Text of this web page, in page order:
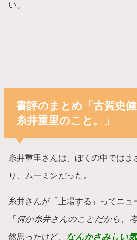
い。
書評のまとめ「古賀史
糸井重里のこと。」
糸井重里さんは、ぼくの中ではま
り、ムーミンだった。
糸井さんが「上場する」ってニュ
「 何か糸井さんのことだから、
然思ったけど、 なんかさみしい